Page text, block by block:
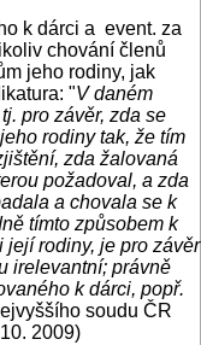
k dárci a event. za
chování členů
jeho rodiny, jak
"V daném
pro závěr, zda se
rodiny tak, že tím
zda žalovaná
požadoval, a zda
a chovala se k
tímto způsobem k
rodiny, je pro závěr
irelevantní; právně
k dárci, popř.
soudu ČR
2009)